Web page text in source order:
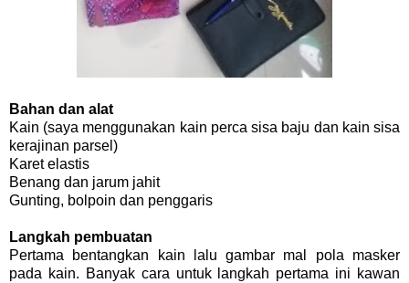
Bahan dan alat
Kain (saya menggunakan kain perca sisa baju dan kain sisa
kerajinan parsel)
Karet elastis
Benang dan jarum jahit
Gunting, bolpoin dan penggaris
Langkah pembuatan
Pertama bentangkan kain lalu gambar mal pola masker
pada kain. Banyak cara untuk langkah pertama ini kawan